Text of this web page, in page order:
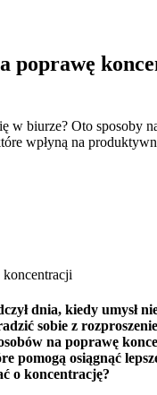
poprawę
w biurze? Oto sposoby
wpłyną na
dnia, kiedy umysł
sobie z
na poprawę
pomogą osiągnąć
o koncentrację?